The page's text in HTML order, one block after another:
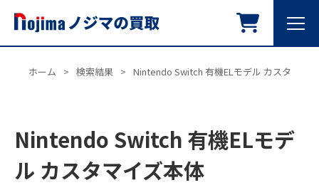
ホーム > 検索結果 > Nintendo Switch 有機ELモデル カスタマイ
Nintendo Switch 有機ELモデ
ル カスタマイズ本体